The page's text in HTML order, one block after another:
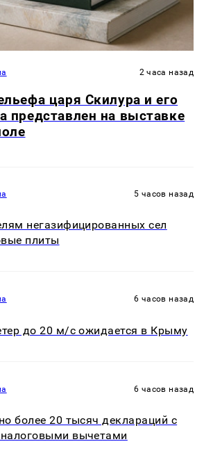
2 часа назад
царя Скилура и его
представлен на выставке
5 часов назад
негазифицированных сел
плиты
6 часов назад
до 20 м/с ожидается в Крыму
6 часов назад
более 20 тысяч деклараций с
вычетами